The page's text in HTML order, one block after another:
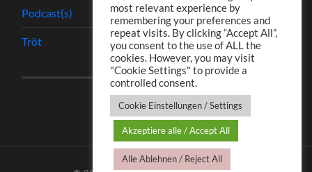
Podcast(s)
Tröt
most relevant experience by
remembering your preferences and
repeat visits. By clicking “Accept All”,
you consent to the use of ALL the
cookies. However, you may visit
"Cookie Settings" to provide a
controlled consent.
Cookie Einstellungen / Settings
Akzeptiere alle / Accept All
Alle Ablehnen / Reject All